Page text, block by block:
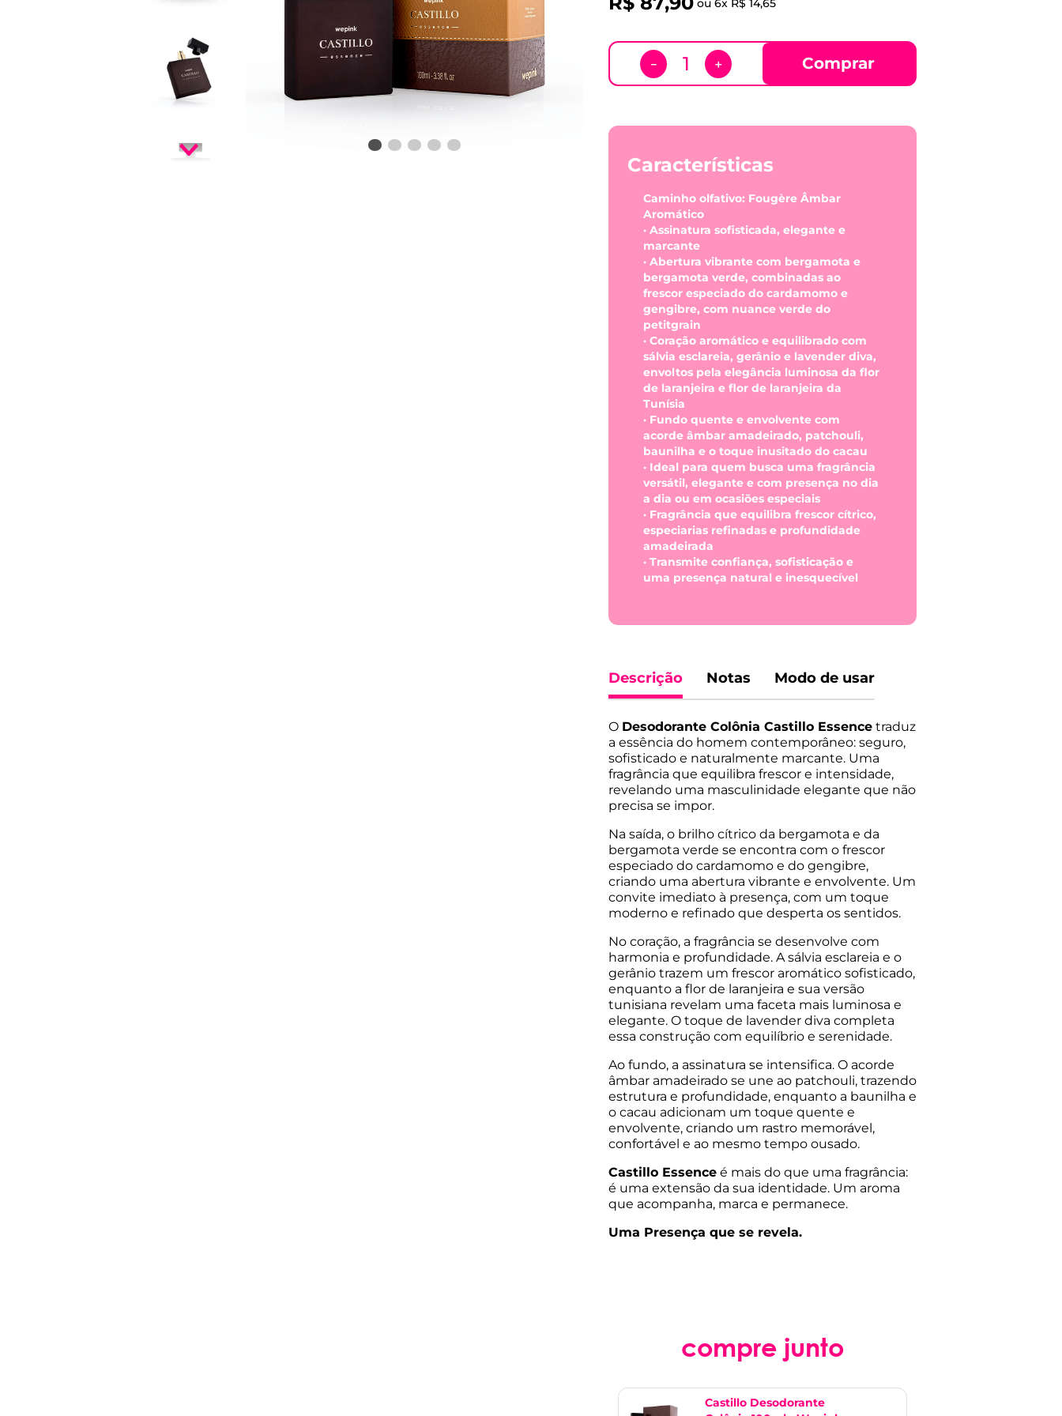
ou6x R$ 14,65
＋
－ Comprar
Características
Caminho olfativo: Fougère Âmbar
Aromático
· Assinatura sofisticada, elegante e
marcante
· Abertura vibrante com bergamota e
bergamota verde, combinadas ao
frescor especiado do cardamomo e
gengibre, com nuance verde do
petitgrain
· Coração aromático e equilibrado com
sálvia esclareia, gerânio e lavender diva,
envoltos pela elegância luminosa da flor
de laranjeira e flor de laranjeira da
Tunísia
· Fundo quente e envolvente com
acorde âmbar amadeirado, patchouli,
baunilha e o toque inusitado do cacau
· Ideal para quem busca uma fragrância
versátil, elegante e com presença no dia
a dia ou em ocasiões especiais
· Fragrância que equilibra frescor cítrico,
especiarias refinadas e profundidade
amadeirada
· Transmite confiança, sofisticação e
uma presença natural e inesquecível
Descrição Notas Modo de usar
O Desodorante Colônia Castillo Essencetraduz
a essência do homem contemporâneo: seguro,
sofisticado e naturalmente marcante. Uma
fragrância que equilibra frescor e intensidade,
revelando uma masculinidade elegante que não
precisa se impor.
Na saída, o brilho cítrico da bergamota e da
bergamota verde se encontra com o frescor
especiado do cardamomo e do gengibre,
criando uma abertura vibrante e envolvente. Um
convite imediato à presença, com um toque
moderno e refinado que desperta os sentidos.
No coração, a fragrância se desenvolve com
harmonia e profundidade. A sálvia esclareia e o
gerânio trazem um frescor aromático sofisticado,
enquanto a flor de laranjeira e sua versão
tunisiana revelam uma faceta mais luminosa e
elegante. O toque de lavender diva completa
essa construção com equilíbrio e serenidade.
Ao fundo, a assinatura se intensifica. O acorde
âmbar amadeirado se une ao patchouli, trazendo
estrutura e profundidade, enquanto a baunilha e
o cacau adicionam um toque quente e
envolvente, criando um rastro memorável,
confortável e ao mesmo tempo ousado.
Castillo Essenceé mais do que uma fragrância:
é uma extensão da sua identidade. Um aroma
que acompanha, marca e permanece.
Uma Presença que se revela.
compre junto
Castillo Desodorante